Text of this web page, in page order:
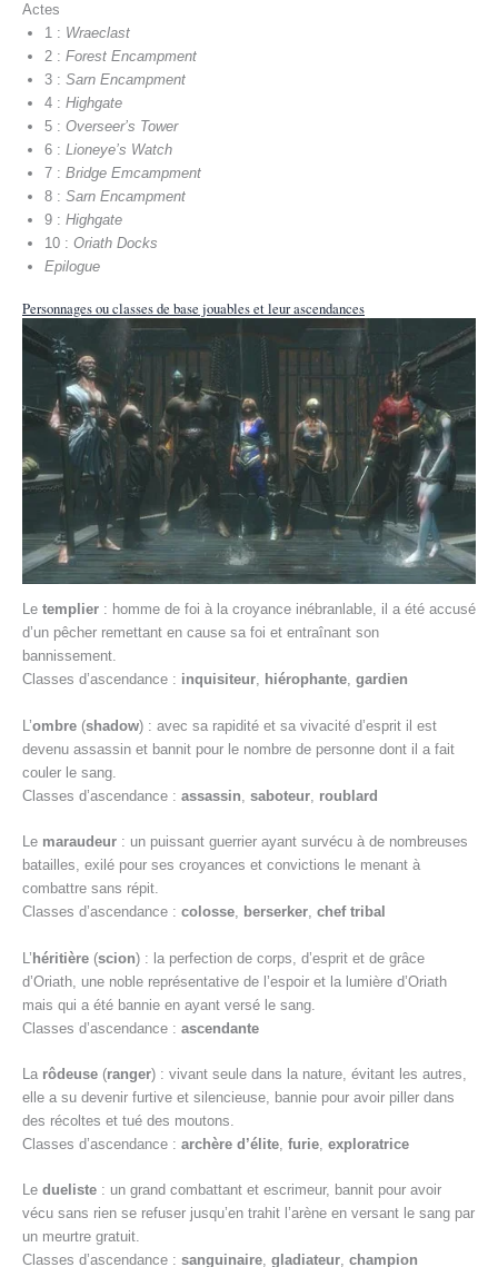
Actes
1 : Wraeclast
2 : Forest Encampment
3 : Sarn Encampment
4 : Highgate
5 : Overseer’s Tower
6 : Lioneye’s Watch
7 : Bridge Emcampment
8 : Sarn Encampment
9 : Highgate
10 : Oriath Docks
Epilogue
Personnages ou classes de base jouables et leur ascendances
Le templier : homme de foi à la croyance inébranlable, il a été accusé
d’un pêcher remettant en cause sa foi et entraînant son
bannissement.
Classes d’ascendance : inquisiteur, hiérophante, gardien
L’ombre (shadow) : avec sa rapidité et sa vivacité d’esprit il est
devenu assassin et bannit pour le nombre de personne dont il a fait
couler le sang.
Classes d’ascendance : assassin saboteur roublard
Le maraudeur : un puissant guerrier ayant survécu à de nombreuses
batailles, exilé pour ses croyances et convictions le menant à
combattre sans répit.
Classes d’ascendance : colosse, berserker, chef tribal
L’héritière (scion) : la perfection de corps, d’esprit et de grâce
d’Oriath, une noble représentative de l’espoir et la lumière d’Oriath
mais qui a été bannie en ayant versé le sang.
Classes d’ascendance : ascendante
La rôdeuse (ranger) : vivant seule dans la nature, évitant les autres,
elle a su devenir furtive et silencieuse, bannie pour avoir piller dans
des récoltes et tué des moutons.
Classes d’ascendance : archère d’élite furie exploratrice
Le dueliste : un grand combattant et escrimeur, bannit pour avoir
vécu sans rien se refuser jusqu’en trahit l’arène en versant le sang par
un meurtre gratuit.
Classes d’ascendance : sanguinaire, gladiateur, champion